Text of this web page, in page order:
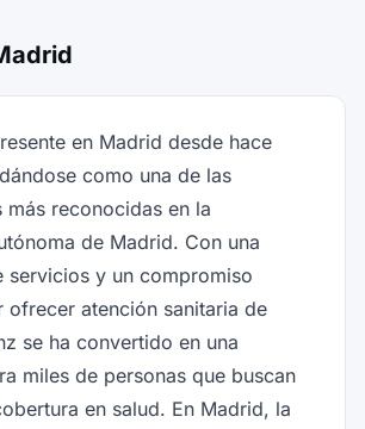
en Madrid desde hace
como una de las
más reconocidas en la
de Madrid. Con una
servicios y un compromiso
ofrecer atención sanitaria de
se ha convertido en una
miles de personas que buscan
en salud. En Madrid, la